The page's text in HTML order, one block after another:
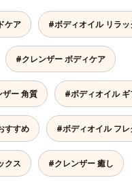
ケア #ボディオイル リラッ
#クレンザー ボディケア
ー 角質 #ボディオイル ギ
すすめ #ボディオイル フレ
クス #クレンザー 癒し